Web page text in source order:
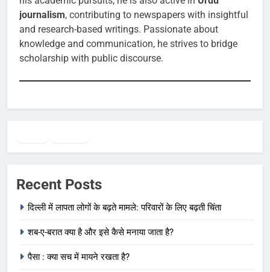
journalism, contributing to newspapers with insightful
and research-based writings. Passionate about
knowledge and communication, he strives to bridge
scholarship with public discourse.
Recent Posts
दिल्ली में लापता लोगों के बढ़ते मामले: परिवारों के लिए बढ़ती चिंता
शब-ए-बरात क्या है और इसे कैसे मनाया जाता है?
पैसा : क्या सच में मायने रखता है?